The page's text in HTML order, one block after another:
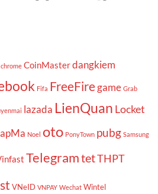
chrome CoinMasterdangkiem
Fifa FreeFiregame Grab
lazada LienQuan Locket
Noel oto PonyTown pubg Samsung
TelegramtetTHPT
VNeID VNPAY Wechat Wintel